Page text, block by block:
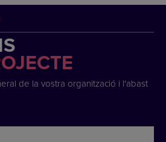
de la vostra organització i l'abast